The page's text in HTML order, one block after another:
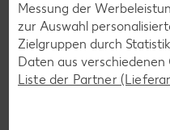
Messung der
zur Auswahl
Zielgruppen durch
Daten aus verschiedenen
Liste der Partner